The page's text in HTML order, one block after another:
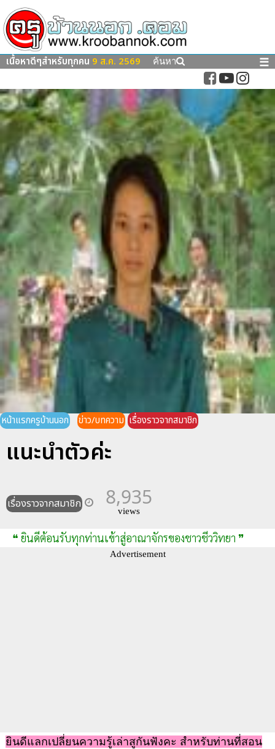
เนื้อหาดีๆสำหรับทุกคน 9 ส.ค. 2569 ค้นหา ☰
หน้าแรกครูบ้านนอก ข่าว/บทความ เรื่องราวจากสมาชิก
แนะนำตัวค่ะ
เรื่องราวจากสมาชิก 8,935
views
❝ ยินดีต้อนรับทุกท่านเข้าสู่อาณาจักรของชาวชีววิทยา ❞
Advertisement
ยินดีแลกเปลี่ยนความรู้เล่าสูกันฟังคะ สำหรับท่านที่สอน